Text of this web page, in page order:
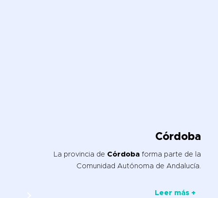
Córdoba
La provincia de Córdoba forma parte de la
Comunidad Autónoma de Andalucía.
Leer más +